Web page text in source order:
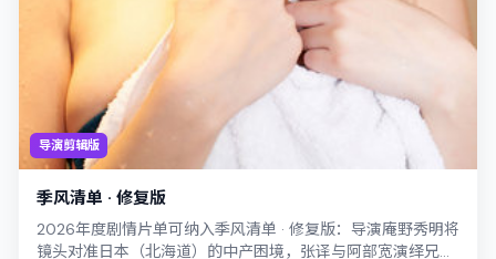
导演剪辑版
季风清单 · 修复版
2026年度剧情片单可纳入季风清单 · 修复版：导演庵野秀明将
镜头对准日本（北海道）的中产困境，张译与阿部宽演绎兄妹